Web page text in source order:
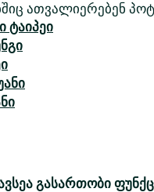
ათვალიერებენ
ტაიპეი
გასართობი